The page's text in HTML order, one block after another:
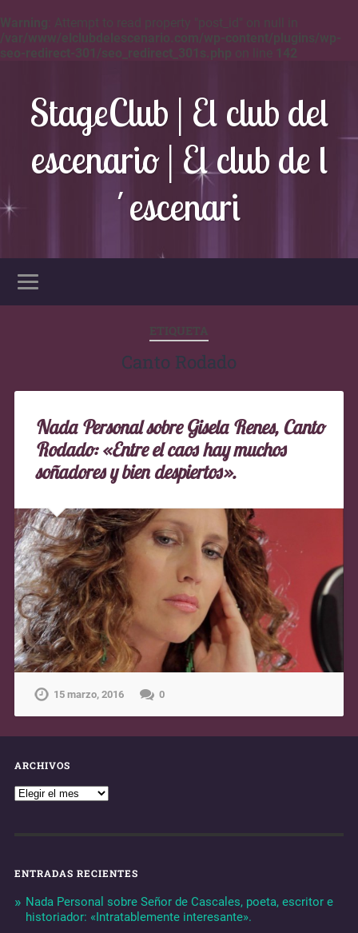
Warning : Attempt to read property "post_id" on null in
/var/www/elclubdelescenario.com/wp-content/plugins/wp-
seo-redirect-301/seo_redirect_301s.php on line 142
StageClub | El club del
escenario | El club de l
´escenari
ETIQUETA
Canto Rodado
Nada Personal sobre Gisela Renes, Canto
Rodado: «Entre el caos hay muchos
soñadores y bien despiertos».
15 marzo, 2016 0
ARCHIVOS
ENTRADAS RECIENTES
Nada Personal sobre Señor de Cascales, poeta, escritor e
historiador: «Intratablemente interesante».